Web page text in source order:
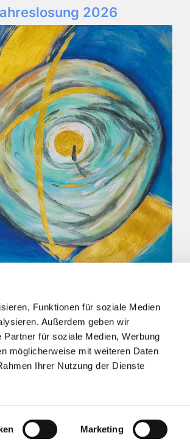
Funktionen für soziale Medien
Außerdem geben wir
für soziale Medien, Werbung
möglicherweise mit weiteren Daten
Ihrer Nutzung der Dienste
Marketing
2026